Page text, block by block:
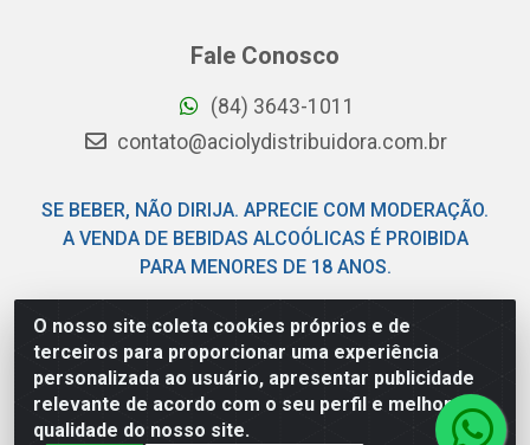
O nosso site coleta cookies próprios e de
terceiros para proporcionar uma experiência
personalizada ao usuário, apresentar publicidade
relevante de acordo com o seu perfil e melhorar a
qualidade do nosso site.
Fale Conosco
(84) 3643-1011
contato@aciolydistribuidora.com.br
SE BEBER, NÃO DIRIJA. APRECIE COM MODERAÇÃO.
A VENDA DE BEBIDAS ALCOÓLICAS É PROIBIDA
PARA MENORES DE 18 ANOS.
Acioly Distribuidora - Av Piloto Pereira Tim - Parque de
Exposições - Parnamirim/RN - CEP 59146-480 - CNPJ
06.029.901/0001-92